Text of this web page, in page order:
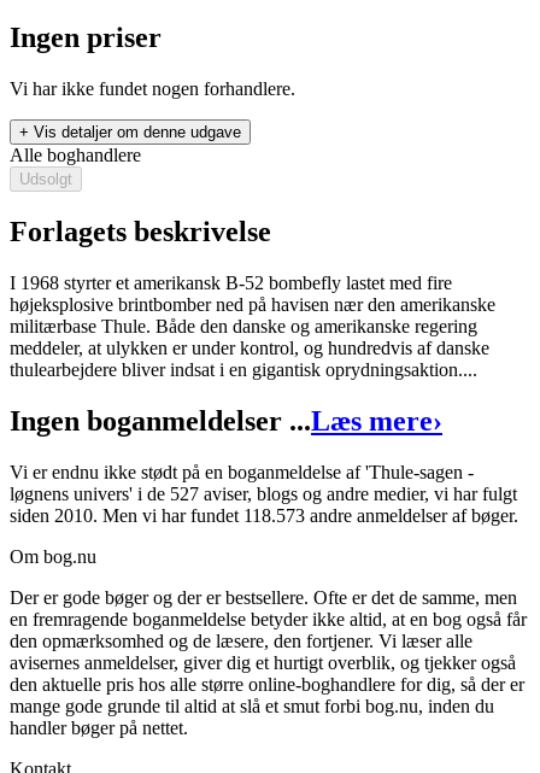
Ingen priser
Vi har ikke fundet nogen forhandlere.
+ Vis detaljer om denne udgave
Thule-sagen - løgnens univers
Forfatter:Poul Brink
Indbundet bog
ISBN:9788711452776
Forlag: Lindhardt og Ringhof
Udgivet: 23. marts 2015
Alle boghandlere
Udsolgt
Forlagets beskrivelse
I 1968 styrter et amerikansk B-52 bombefly lastet med fire
højeksplosive brintbomber ned på havisen nær den amerikanske
militærbase Thule. Både den danske og amerikanske regering
meddeler, at ulykken er under kontrol, og hundredvis af danske
thulearbejdere bliver indsat i en gigantisk oprydningsaktion....
Ingen boganmeldelser ...Læs mere›
Vi er endnu ikke stødt på en boganmeldelse af 'Thule-sagen -
løgnens univers' i de 527 aviser, blogs og andre medier, vi har fulgt
siden 2010. Men vi har fundet 118.573 andre anmeldelser af bøger.
Om bog.nu
Der er gode bøger og der er bestsellere. Ofte er det de samme, men
en fremragende boganmeldelse betyder ikke altid, at en bog også får
den opmærksomhed og de læsere, den fortjener. Vi læser alle
avisernes anmeldelser, giver dig et hurtigt overblik, og tjekker også
den aktuelle pris hos alle større online-boghandlere for dig, så der er
mange gode grunde til altid at slå et smut forbi bog.nu, inden du
handler bøger på nettet.
Kontakt